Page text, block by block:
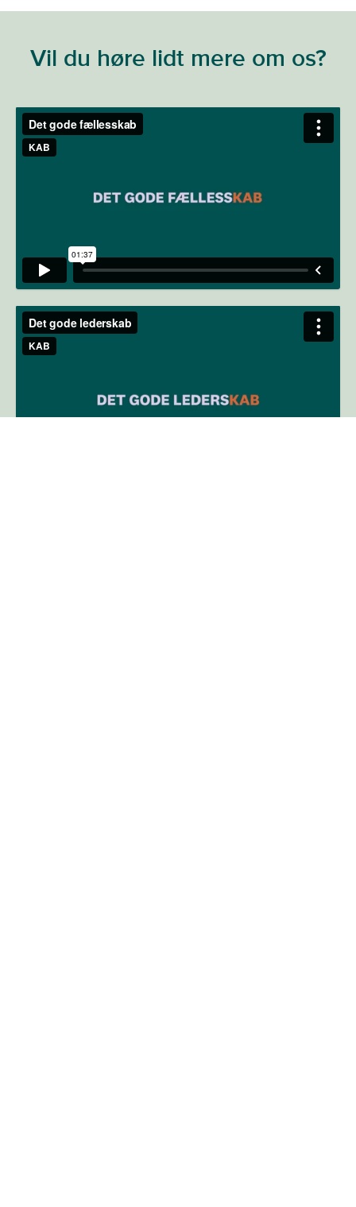
Vil du høre lidt mere om os?